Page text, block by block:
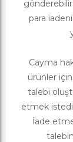
para
Cayma
ürünler
talebi
etmek
İade